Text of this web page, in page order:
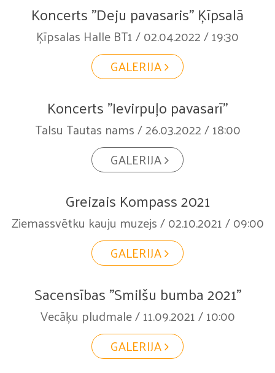
Koncerts "Deju pavasaris" Ķīpsalā
Ķīpsalas Halle BT1 / 02.04.2022 / 19:30
GALERIJA
Koncerts "Ievirpuļo pavasarī"
Talsu Tautas nams / 26.03.2022 / 18:00
GALERIJA
Greizais Kompass 2021
Ziemassvētku kauju muzejs / 02.10.2021 / 09:00
GALERIJA
Sacensības "Smilšu bumba 2021"
Vecāķu pludmale / 11.09.2021 / 10:00
GALERIJA